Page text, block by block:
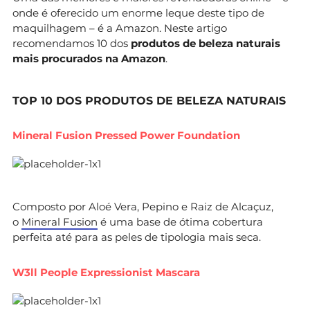
onde é oferecido um enorme leque deste tipo de
maquilhagem – é a Amazon. Neste artigo
recomendamos 10 dos produtos de beleza naturais
mais procurados na Amazon.
TOP 10 DOS PRODUTOS DE BELEZA NATURAIS
Mineral Fusion Pressed Power Foundation
Composto por Aloé Vera, Pepino e Raiz de Alcaçuz,
o Mineral Fusion é uma base de ótima cobertura
perfeita até para as peles de tipologia mais seca.
W3ll People Expressionist Mascara